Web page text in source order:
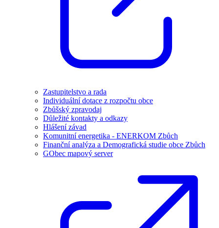
Zastupitelstvo a rada
Individuální dotace z rozpočtu obce
Zbůšský zpravodaj
Důležité kontakty a odkazy
Hlášení závad
Komunitní energetika - ENERKOM Zbůch
Finanční analýza a Demografická studie obce Zbůch
GObec mapový server